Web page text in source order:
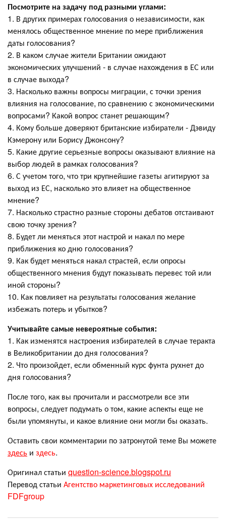
Посмотрите на задачу под разными углами:
1. В других примерах голосования о независимости, как
менялось общественное мнение по мере приближения
даты голосования?
2. В каком случае жители Британии ожидают
экономических улучшений - в случае нахождения в ЕС или
в случае выхода?
3. Насколько важны вопросы миграции, с точки зрения
влияния на голосование, по сравнению с экономическими
вопросами? Какой вопрос станет решающим?
4. Кому больше доверяют британские избиратели - Дэвиду
Кэмерону или Борису Джонсону?
5. Какие другие серьезные вопросы оказывают влияние на
выбор людей в рамках голосования?
6. С учетом того, что три крупнейшие газеты агитируют за
выход из ЕС, насколько это влияет на общественное
мнение?
7. Насколько страстно разные стороны дебатов отстаивают
свою точку зрения?
8. Будет ли меняться этот настрой и накал по мере
приближения ко дню голосования?
9. Как будет меняться накал страстей, если опросы
общественного мнения будут показывать перевес той или
иной стороны?
10. Как повлияет на результаты голосования желание
избежать потерь и убытков?
Учитывайте самые невероятные события:
1. Как изменятся настроения избирателей в случае теракта
в Великобритании до дня голосования?
2. Что произойдет, если обменный курс фунта рухнет до
дня голосования?
После того, как вы прочитали и рассмотрели все эти
вопросы, следует подумать о том, какие аспекты еще не
были упомянуты, и какое влияние они могли бы оказать.
Оставить свои комментарии по затронутой теме Вы можете
здесь и здесь.
Оригинал статьи question-science.blogspot.ru
Перевод статьи Агентство маркетинговых исследований
FDFgroup